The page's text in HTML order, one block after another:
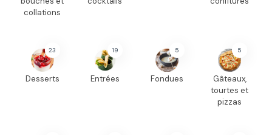
collations
23
Desserts
19
Entrées
5
Fondues
5
Gâteaux,
tourtes et
pizzas